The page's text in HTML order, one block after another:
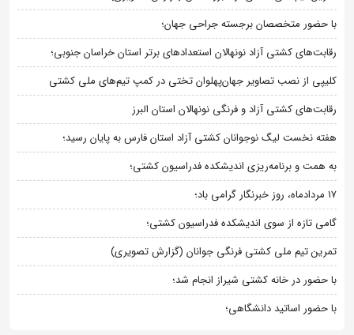
با حضور متخصصان برجسته جراحی جهان؛
رقابت‌های کشتی آزاد نونهالان استعدادهای برتر استان خراسان جنوبی؛
کلیپی از نصب تصاویر جهان‌پهلوان تختی در کمپ تیم‌های ملی کشتی
رقابت‌های کشتی آزاد و فرنگی نونهالان استان البرز
هفته نخست لیگ نوجوانان کشتی آزاد استان فارس به پایان رسید؛
به همت و برنامه‌ریزی اندیشکده فدراسیون کشتی؛
۱۷ مردادماه، روز خبرنگار گرامی باد؛
گامی تازه از سوی اندیشکده فدراسیون کشتی؛
تمرین تیم ملی کشتی فرنگی جوانان (گزارش تصویری)
با حضور در خانه کشتی شیراز انجام شد؛
با حضور اساتید دانشگاهی؛